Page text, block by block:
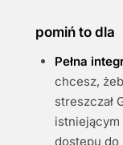
pomiń to dla
Pełna
chcesz,
streszczał
istniejącym
dostępu do